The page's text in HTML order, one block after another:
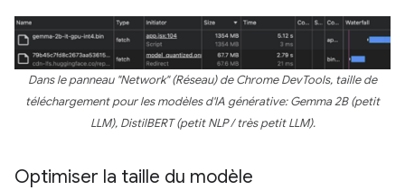
Dans le panneau "Network" (Réseau) de Chrome DevTools, taille de
téléchargement pour les modèles d'IA générative: Gemma 2B (petit
LLM), DistilBERT (petit NLP / très petit LLM).
Optimiser la taille du modèle